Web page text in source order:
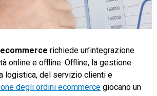
richiede un’integrazione
online e offline. Offline, la gestione
logistica, del servizio clienti e
degli ordini ecommerce giocano un